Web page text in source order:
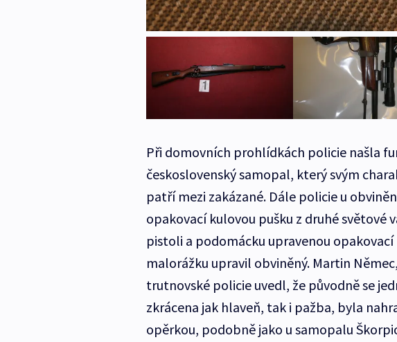
Při domovních prohlídkách policie našla
československý samopal, který svým
patří mezi zakázané. Dále policie u
opakovací kulovou pušku z druhé světové
pistoli a podomácku upravenou
malorážku upravil obviněný. Martin
trutnovské policie uvedl, že původně se
zkrácena jak hlaveň, tak i pažba, byla
opěrkou, podobně jako u samopalu